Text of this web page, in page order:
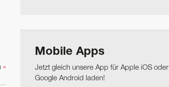
»
Mobile Apps
Jetzt gleich unsere App für Apple iOS oder
Google Android laden!